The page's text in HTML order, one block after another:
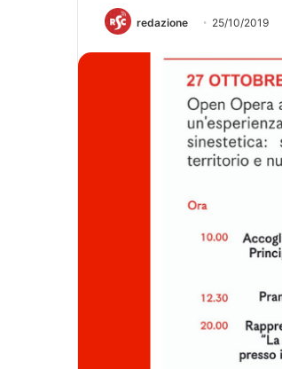
redazione 25/10/2019